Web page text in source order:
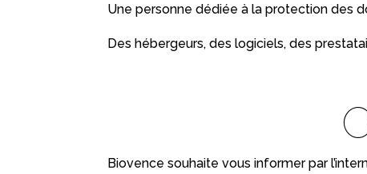
Une personne dédiée à la protection des
Des hébergeurs, des logiciels, des
Biovence souhaite vous informer par